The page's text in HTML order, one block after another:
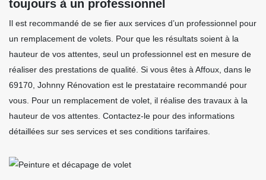
toujours à un professionnel
Il est recommandé de se fier aux services d’un professionnel pour
un remplacement de volets. Pour que les résultats soient à la
hauteur de vos attentes, seul un professionnel est en mesure de
réaliser des prestations de qualité. Si vous êtes à Affoux, dans le
69170, Johnny Rénovation est le prestataire recommandé pour
vous. Pour un remplacement de volet, il réalise des travaux à la
hauteur de vos attentes. Contactez-le pour des informations
détaillées sur ses services et ses conditions tarifaires.